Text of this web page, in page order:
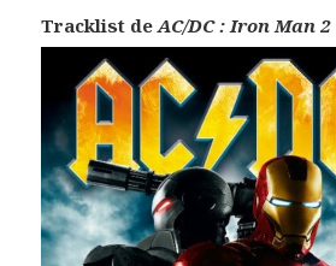
Tracklist deAC/DC : Iron Man 2